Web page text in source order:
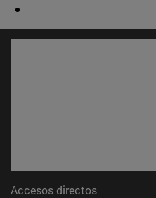
Accesos directos